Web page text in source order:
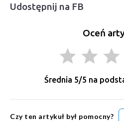
Udostępnij na FB
Oceń
grade grade grade
Średnia 5/5 na
Czy ten artykuł był pomocny?